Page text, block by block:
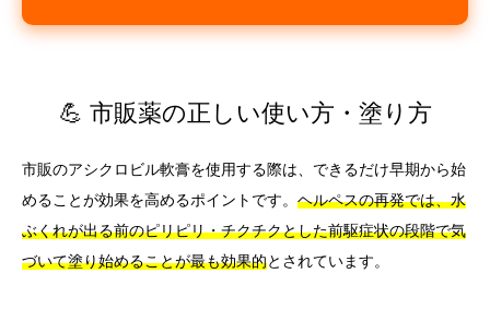
💪 市販薬の正しい使い方・塗り方
市販のアシクロビル軟膏を使用する際は、できるだけ早期から始
めることが効果を高めるポイントです。 ヘルペスの再発では、水
ぶくれが出る前のピリピリ・チクチクとした前駆症状の段階で気
づいて塗り始めることが最も効果的とされています。